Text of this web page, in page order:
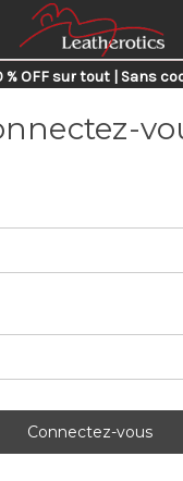
% OFF sur tout | Sans